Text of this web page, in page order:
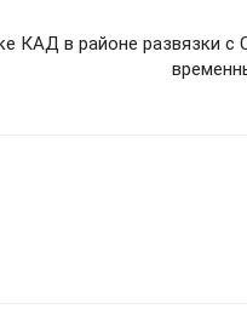
КАД в районе развязки с